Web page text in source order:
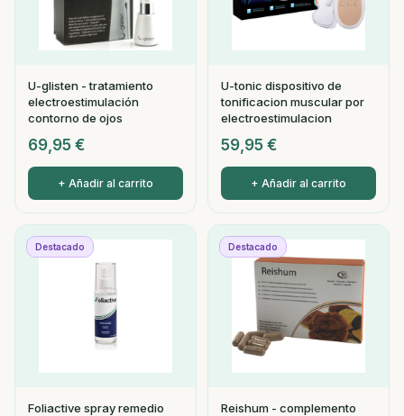
U-glisten - tratamiento
electroestimulación
contorno de ojos
69,95 €
+ Añadir al carrito
U-tonic dispositivo de
tonificacion muscular por
electroestimulacion
59,95 €
+ Añadir al carrito
Destacado
Foliactive spray remedio
Destacado
Reishum - complemento